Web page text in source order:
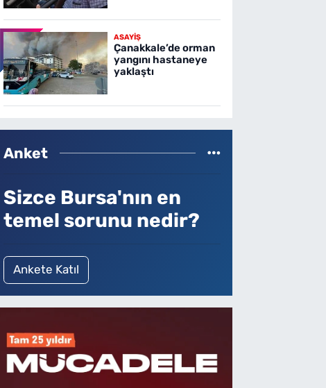
ASAYİŞ
Çanakkale’de orman
yangını hastaneye
yaklaştı
Anket
Sizce Bursa'nın en
temel sorunu nedir?
Ankete Katıl